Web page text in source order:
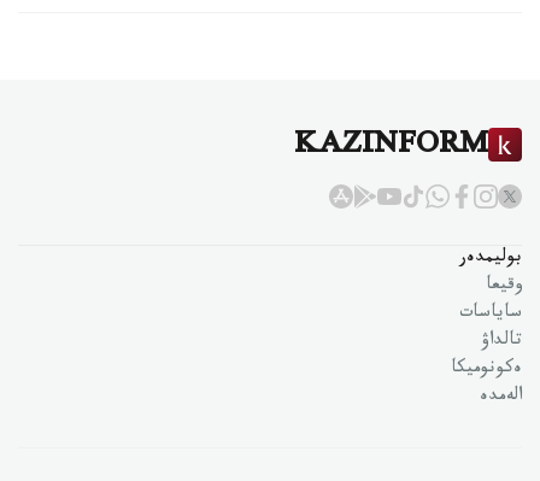
KAZINFORM
بوليمدەر
وقيعا
ساياسات
تالداۋ
ەكونوميكا
الەمدە